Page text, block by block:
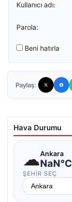
Kullanıcı adı:
Parola:
Beni hatırla
Paylaş:
Hava Durumu
☁Ankara
NaN°C
ŞEHIR SEÇ